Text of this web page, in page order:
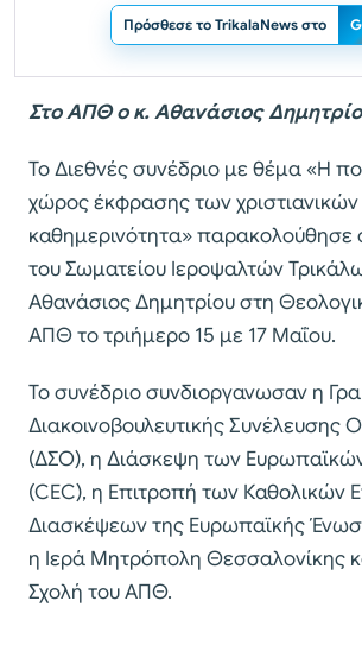
Πρόσθεσε το TrikalaNews στο
Στο ΑΠΘ ο κ. Αθανάσιος
Το Διεθνές συνέδριο με θέμα «Η
χώρος έκφρασης των
καθημερινότητα» παρακολούθησε
του Σωματείου Ιεροψαλτών
Αθανάσιος Δημητρίου στη
ΑΠΘ το τριήμερο 15 με 17 Μαΐου.
Το συνέδριο συνδιοργανωσαν η
Διακοινοβουλευτικής Συνέλευσης
(ΔΣΟ), η Διάσκεψη των
(CEC), η Επιτροπή των Καθολικών
Διασκέψεων της Ευρωπαϊκής
η Ιερά Μητρόπολη Θεσσαλονίκης
Σχολή του ΑΠΘ.